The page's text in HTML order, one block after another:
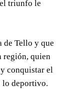
triunfo le
de Tello y que
región, quien
conquistar el
lo deportivo.